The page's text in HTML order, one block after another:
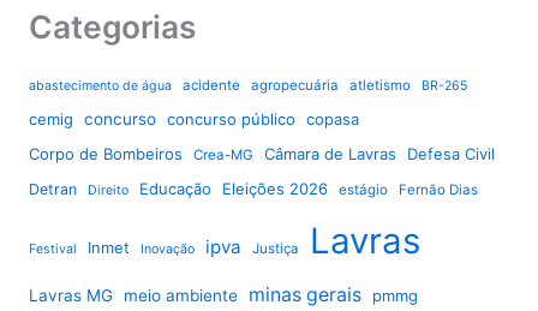
Categorias
abastecimento de água acidente agropecuária atletismo BR-265
cemig concurso concurso público
copasa
Corpo de Bombeiros
Crea-MG Câmara de Lavras Defesa Civil
Detran Direito Educação Eleições 2026 estágio Fernão Dias
Festival Inmet Inovação ipva Justiça Lavras
Lavras MG meio ambiente minas gerais
pmmg